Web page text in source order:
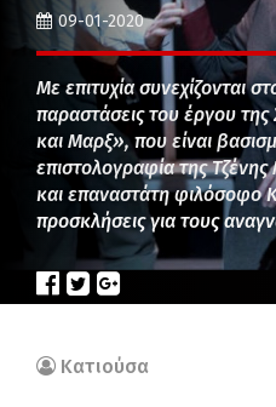
09-01-2020
Με επιτυχία συνεχίζονται
παραστάσεις του έργου
και Μαρξ», που είναι
επιστολογραφία της
και επαναστάτη φιλόσοφο
προσκλήσεις για τους
Κατιούσα